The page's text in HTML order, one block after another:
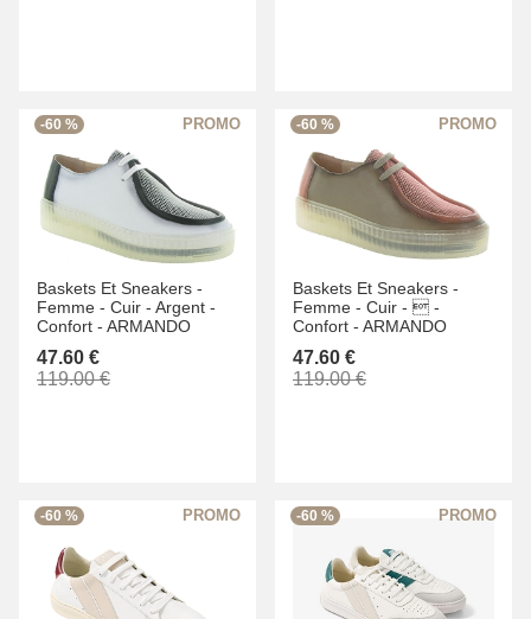
-60 %
Baskets Et Sneakers -
Femme - Cuir - Argent -
Confort - ARMANDO
47.60 €
119.00 €
-60 %
Baskets Et Sneakers -
Femme - Cuir -  -
Confort - ARMANDO
47.60 €
119.00 €
-60 % -60 %